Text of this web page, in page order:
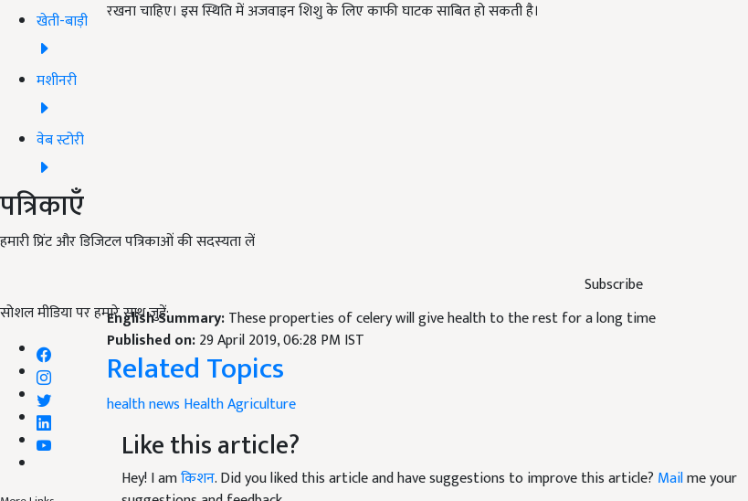
खेती-बाड़ी
मशीनरी
वेब स्टोरी
पत्रिकाएँ
हमारी प्रिंट और डिजिटल पत्रिकाओं की सदस्यता लें
Subscribe
सोशल मीडिया पर हमारे साथ जुड़ें:
रखना चाहिए। इस स्थिति में अजवाइन शिशु के लिए काफी घाटक साबित हो सकती है।
English Summary:These properties of celery will give health to the rest for a long time
Published on:29 April 2019, 06:28 PM IST
Related Topics
health news HealthAgriculture
Like this article?
Hey! I amकिशन. Did you liked this article and have suggestions to improve this article? Mailme your